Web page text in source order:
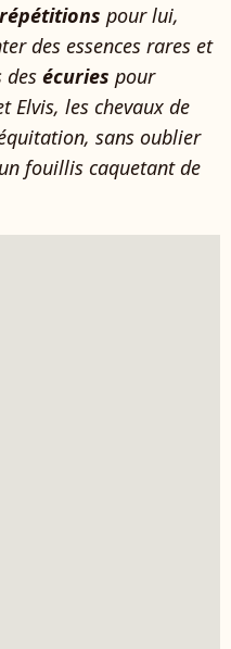
pour lui,
des essences rares et
des écuries pour
Elvis, les chevaux de
sans oublier
fouillis caquetant de